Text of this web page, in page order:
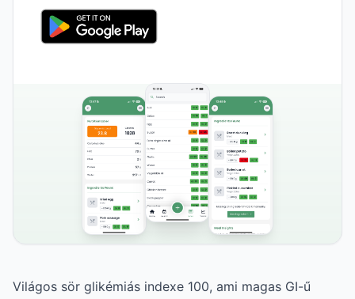
Világos sör glikémiás indexe 100, ami magas GI-ű